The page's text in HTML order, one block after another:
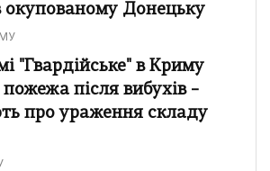
окупованому Донецьку
"Гвардійське" в Криму
після вибухів –
про ураження складу